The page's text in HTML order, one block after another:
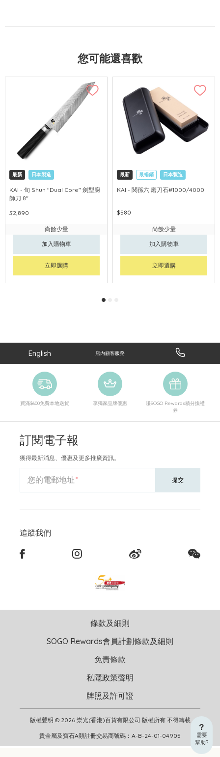
您可能還喜歡
最新 日本製造
KAI - 旬 Shun "Dual Core" 劍型廚
師刀 8"
$2,890
尚餘少量
加入購物車
立即選購
最新 最暢銷 日本製造
KAI - 関孫六 磨刀石#1000/4000
$580
尚餘少量
加入購物車
立即選購
需要
幫助?
English 店內顧客服務
買滿$600免費本地送貨 享獨家品牌優惠
賺SOGO Rewards積分換禮
券
訂閱電子報
獲得最新消息、優惠及更多推廣資訊。
您的電郵地址 提交
追蹤我們
版權聲明 © 2026 崇光(香港)百貨有限公司 版權所有 不得轉載
貴金屬及寶石A類註冊交易商號碼︰A-B-24-01-04905
條款及細則
SOGO Rewards會員計劃條款及細則
免責條款
私隱政策聲明
牌照及許可證